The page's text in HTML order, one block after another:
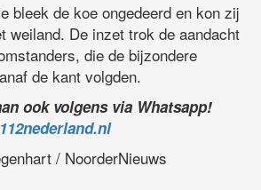
bleek de koe ongedeerd en kon zij
weiland. De inzet trok de aandacht
die de bijzondere
de kant volgden.
ook volgens via Whatsapp!
/ NoorderNieuws